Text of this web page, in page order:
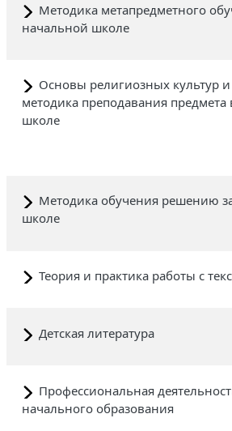
Методика метапредметного
начальной школе
Основы религиозных культур и
методика преподавания
школе
Методика обучения решению
школе
Теория и практика работы с
Детская литература
Профессиональная
начального образования